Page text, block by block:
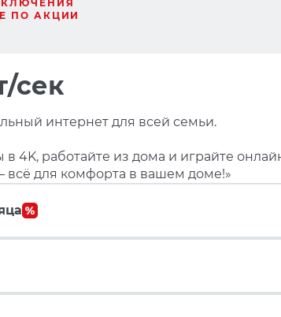
ПО АКЦИИ
сек
интернет для всей семьи.
4K, работайте из дома и играйте
всё для комфорта в вашем доме!»